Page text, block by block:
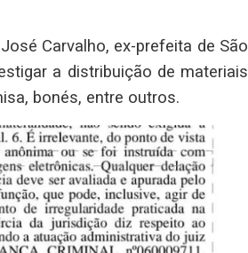
Carvalho, ex-prefeita de São
a distribuição de materiais
bonés, entre outros.